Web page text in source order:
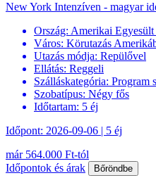
New York Intenzíven - magyar
Ország: Amerikai
Város: Körutazás
Utazás módja: Repülővel
Ellátás: Reggeli
Szálláskategória: Program
Szobatípus: Négy fős
Időtartam: 5 éj
Időpont: 2026-09-06 | 5 éj
már 564.000 Ft-tól
Időpontok és árak
Bőröndbe